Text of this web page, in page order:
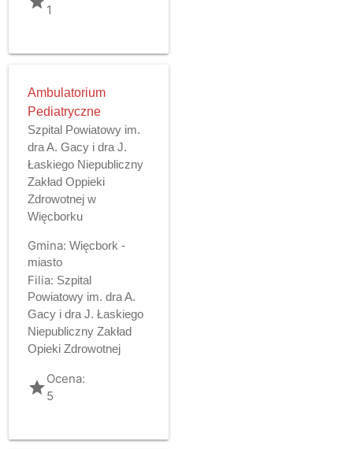
1
Ambulatorium
Pediatryczne
Szpital Powiatowy im.
dra A. Gacy i dra J.
Łaskiego Niepubliczny
Zakład Oppieki
Zdrowotnej w
Więcborku
Gmina: Więcbork -
miasto
Filia: Szpital
Powiatowy im. dra A.
Gacy i dra J. Łaskiego
Niepubliczny Zakład
Opieki Zdrowotnej
gradeOcena:
5